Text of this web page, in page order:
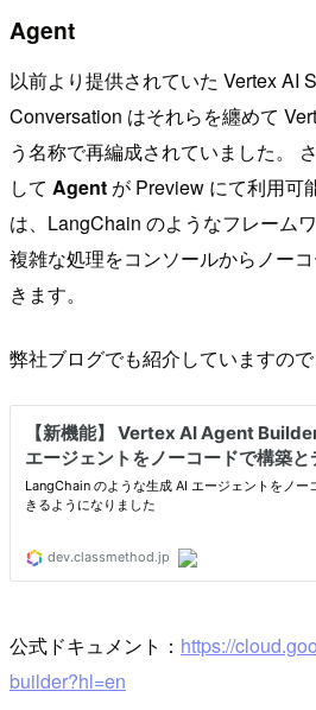
Agent
以前より提供されていた Vertex AI
Conversation はそれらを纏めて
う名称で再編成されていました。
して Agent が Preview にて利用可
は、LangChain のようなフレーム
複雑な処理をコンソールからノー
きます。
弊社ブログでも紹介していますので
公式ドキュメント： https://
builder?hl=en